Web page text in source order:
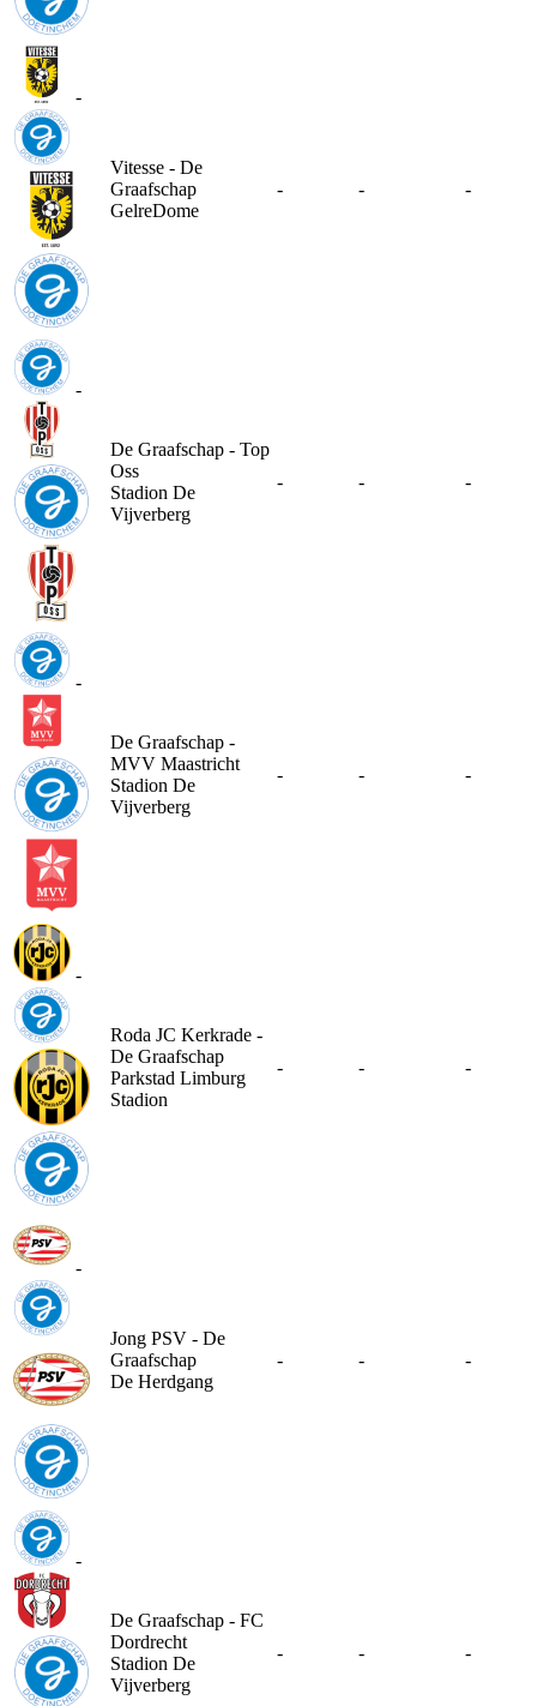
-
Vitesse - De
Graafschap
GelreDome
- - -
-
De Graafschap - Top
Oss
Stadion De
Vijverberg
- - -
-
De Graafschap -
MVV Maastricht
Stadion De
Vijverberg
- - -
-
Roda JC Kerkrade -
De Graafschap
Parkstad Limburg
Stadion
- - -
-
Jong PSV - De
Graafschap
De Herdgang
- - -
-
De Graafschap - FC
Dordrecht
Stadion De
Vijverberg
- - -